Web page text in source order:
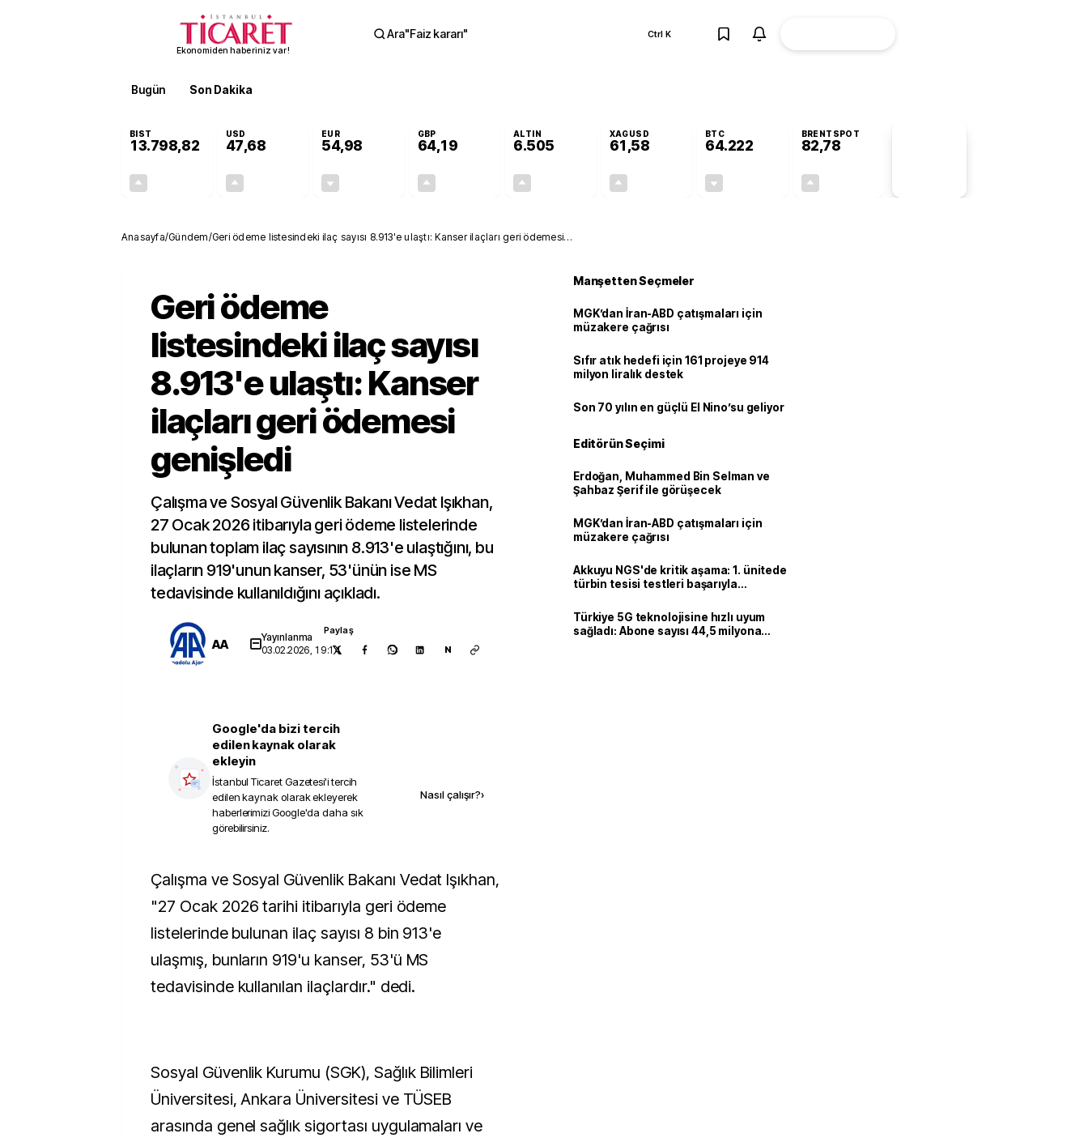
Ekonomiden haberiniz var!
Ara"Faiz kararı" Ctrl K
Bugün Son Dakika
BIST
13.798,82
USD
47,68
EUR
54,98
GBP
64,19
ALTIN
6.505
XAGUSD
61,58
BTC
64.222
BRENTSPOT
82,78
Anasayfa/Gündem/Geri ödeme listesindeki ilaç sayısı 8.913'e ulaştı: Kanser ilaçları geri ödemesi
Geri ödeme
listesindeki ilaç sayısı
8.913'e ulaştı: Kanser
ilaçları geri ödemesi
genişledi
Çalışma ve Sosyal Güvenlik Bakanı Vedat Işıkhan,
27 Ocak 2026 itibarıyla geri ödeme listelerinde
bulunan toplam ilaç sayısının 8.913'e ulaştığını, bu
ilaçların 919'unun kanser, 53'ünün ise MS
tedavisinde kullanıldığını açıkladı.
AA
Yayınlanma
03.02.2026, 19:14
Paylaş
N
Google'da bizi tercih
edilen kaynak olarak
ekleyin
İstanbul Ticaret Gazetesi'i tercih
edilen kaynak olarak ekleyerek
haberlerimizi Google'da daha sık
görebilirsiniz.
Nasıl çalışır?›
Çalışma ve Sosyal Güvenlik Bakanı Vedat Işıkhan,
"27 Ocak 2026 tarihi itibarıyla geri ödeme
listelerinde bulunan ilaç sayısı 8 bin 913'e
ulaşmış, bunların 919'u kanser, 53'ü MS
tedavisinde kullanılan ilaçlardır." dedi.
Sosyal Güvenlik Kurumu (SGK), Sağlık Bilimleri
Üniversitesi, Ankara Üniversitesi ve TÜSEB
arasında genel sağlık sigortası uygulamaları ve
Manşetten Seçmeler
MGK’dan İran-ABD çatışmaları için
müzakere çağrısı
Sıfır atık hedefi için 161 projeye 914
milyon liralık destek
Son 70 yılın en güçlü El Nino’su geliyor
Editörün Seçimi
Erdoğan, Muhammed Bin Selman ve
Şahbaz Şerif ile görüşecek
MGK’dan İran-ABD çatışmaları için
müzakere çağrısı
Akkuyu NGS'de kritik aşama: 1. ünitede
türbin tesisi testleri başarıyla
Türkiye 5G teknolojisine hızlı uyum
sağladı: Abone sayısı 44,5 milyona